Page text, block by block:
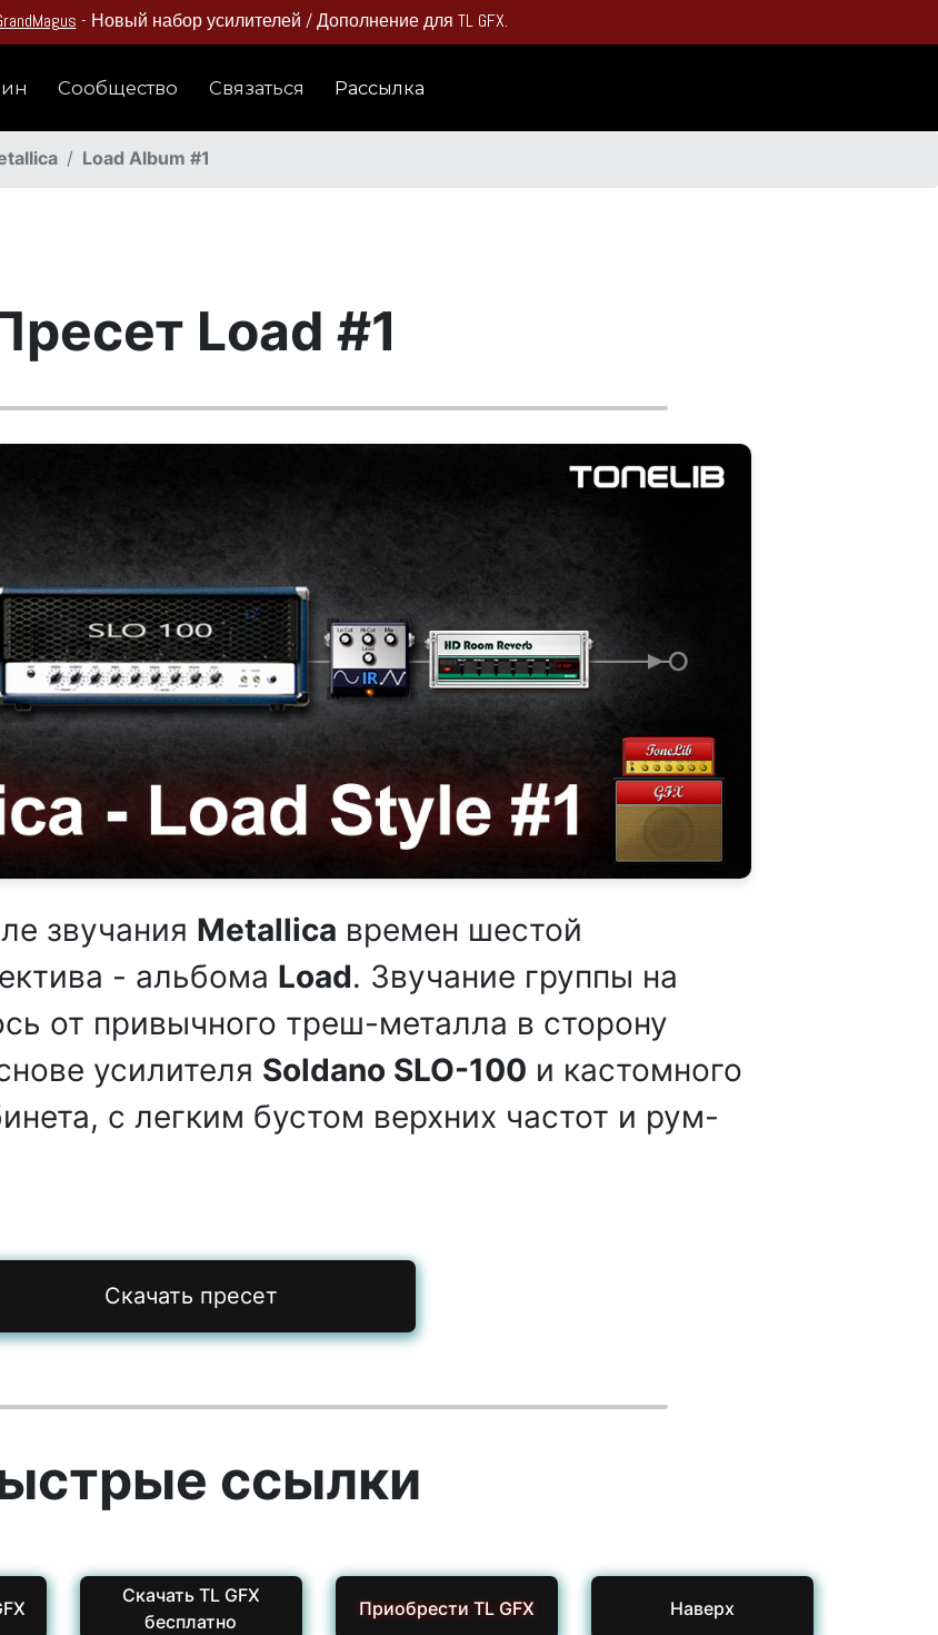
- Новый набор усилителей / Дополнение для TL GFX.
Сообщество Связаться Рассылка
Load Album #1
Load #1
звучания Metallica времен шестой
- альбома Load. Звучание группы на
от привычного треш-металла в сторону
усилителя Soldano SLO-100 и кастомного
с легким бустом верхних частот и рум-
Скачать пресет
ссылки
Скачать TL GFX
бесплатно
Приобрести TL GFX Наверх